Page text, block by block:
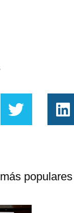
populares